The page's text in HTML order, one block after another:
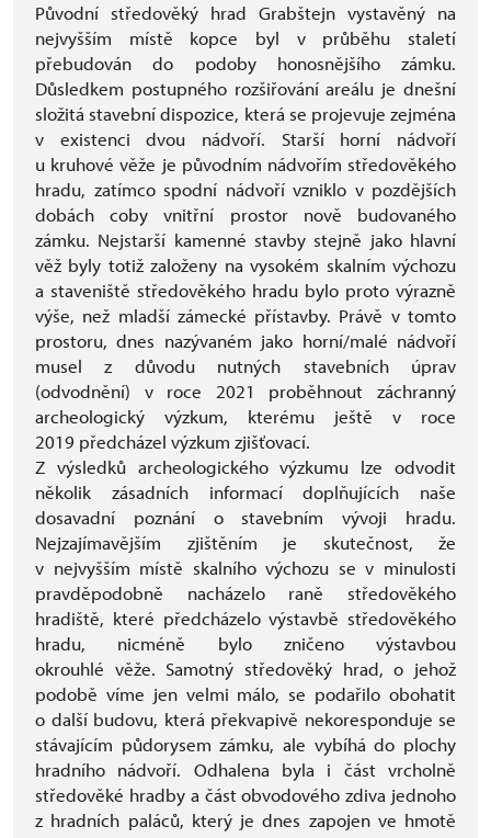
Původní středověký hrad Grabštejn vystavěný na
nejvyšším místě kopce byl v průběhu staletí
přebudován do podoby honosnějšího zámku.
Důsledkem postupného rozšiřování areálu je dnešní
složitá stavební dispozice, která se projevuje zejména
v existenci dvou nádvoří. Starší horní nádvoří
u kruhové věže je původním nádvořím středověkého
hradu, zatímco spodní nádvoří vzniklo v pozdějších
dobách coby vnitřní prostor nově budovaného
zámku. Nejstarší kamenné stavby stejně jako hlavní
věž byly totiž založeny na vysokém skalním výchozu
a staveniště středověkého hradu bylo proto výrazně
výše, než mladší zámecké přístavby. Právě v tomto
prostoru, dnes nazývaném jako horní/malé nádvoří
musel z důvodu nutných stavebních úprav
(odvodnění) v roce 2021 proběhnout záchranný
archeologický výzkum, kterému ještě v roce
2019 předcházel výzkum zjišťovací.
Z výsledků archeologického výzkumu lze odvodit
několik zásadních informací doplňujících naše
dosavadní poznání o stavebním vývoji hradu.
Nejzajímavějším zjištěním je skutečnost, že
v nejvyšším místě skalního výchozu se v minulosti
pravděpodobně nacházelo raně středověkého
hradiště, které předcházelo výstavbě středověkého
hradu, nicméně bylo zničeno výstavbou
okrouhlé věže. Samotný středověký hrad, o jehož
podobě víme jen velmi málo, se podařilo obohatit
o další budovu, která překvapivě nekoresponduje se
stávajícím půdorysem zámku, ale vybíhá do plochy
hradního nádvoří. Odhalena byla i část vrcholně
středověké hradby a část obvodového zdiva jednoho
z hradních paláců, který je dnes zapojen ve hmotě